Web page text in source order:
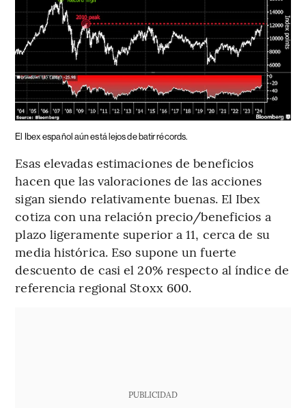
El Ibex español aún está lejos de batir récords.
Esas elevadas estimaciones de beneficios
hacen que las valoraciones de las acciones
sigan siendo relativamente buenas. El Ibex
cotiza con una relación precio/beneficios a
plazo ligeramente superior a 11, cerca de su
media histórica. Eso supone un fuerte
descuento de casi el 20% respecto al índice de
referencia regional Stoxx 600.
PUBLICIDAD